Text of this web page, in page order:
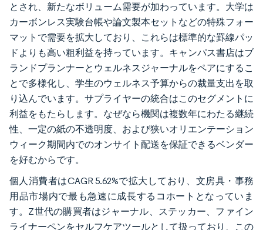
とされ、新たなボリューム需要が加わっています。大学は
カーボンレス実験台帳や論文製本セットなどの特殊フォー
マットで需要を拡大しており、これらは標準的な罫線パッ
ドよりも高い粗利益を持っています。キャンパス書店はブ
ランドプランナーとウェルネスジャーナルをペアにするこ
とで多様化し、学生のウェルネス予算からの裁量支出を取
り込んでいます。サプライヤーの統合はこのセグメントに
利益をもたらします。なぜなら機関は複数年にわたる継続
性、一定の紙の不透明度、および狭いオリエンテーション
ウィーク期間内でのオンサイト配送を保証できるベンダー
を好むからです。
個人消費者はCAGR 5.62%で拡大しており、文房具・事務
用品市場内で最も急速に成長するコホートとなっていま
す。Z世代の購買者はジャーナル、ステッカー、ファイン
ライナーペンをセルフケアツールとして扱っており、この